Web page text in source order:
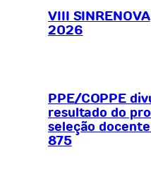
VIII SINRENOVA
2026
PPE/COPPE
resultado do
seleção
875